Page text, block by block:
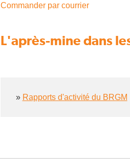
Commander par courrier
L'après-mine dans
Encadré
» Rapports d'activité du BRGM